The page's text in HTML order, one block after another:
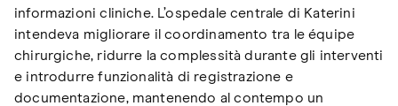
informazioni cliniche. L’ospedale centrale di Katerini
intendeva migliorare il coordinamento tra le équipe
chirurgiche, ridurre la complessità durante gli interventi
e introdurre funzionalità di registrazione e
documentazione, mantenendo al contempo un